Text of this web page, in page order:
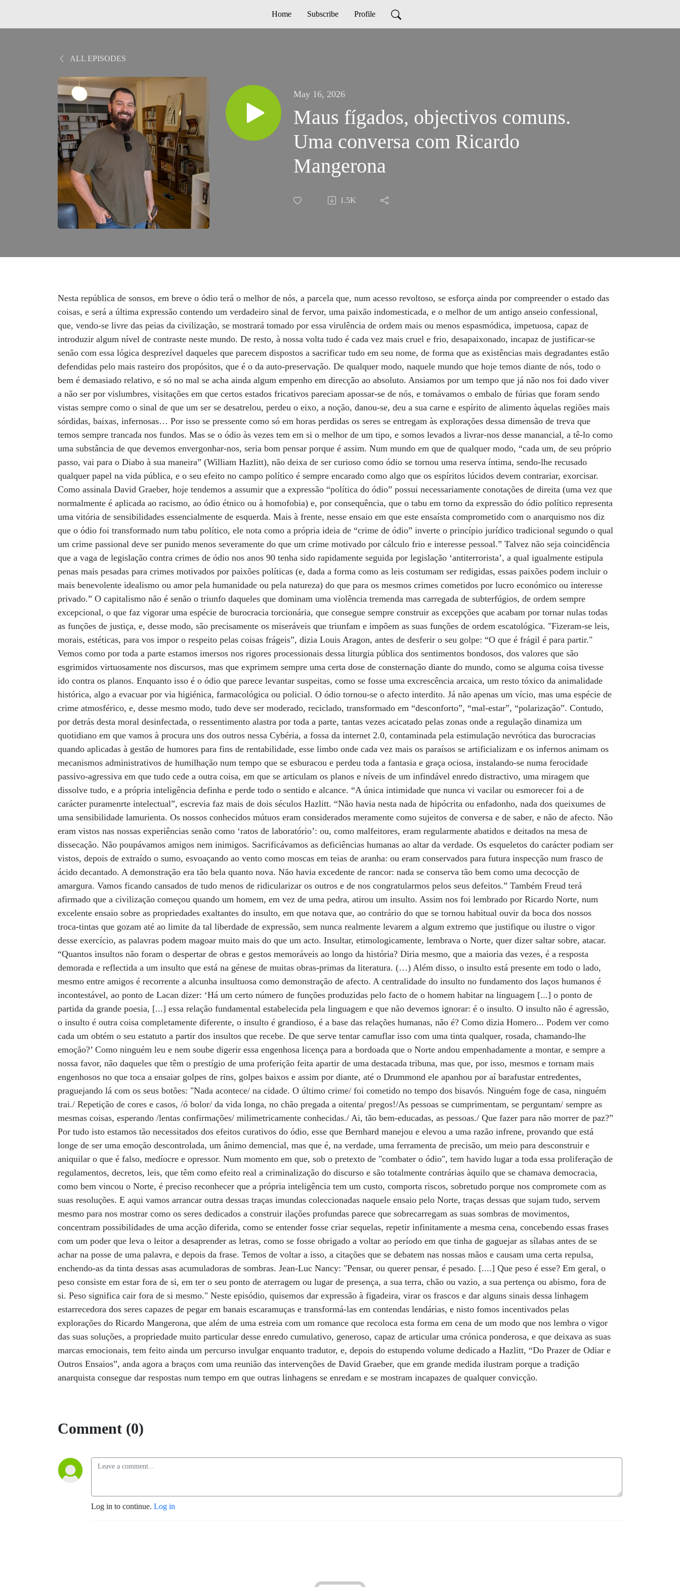
Home Subscribe Profile
ALL EPISODES
May 16, 2026
Maus fígados, objectivos comuns.
Uma conversa com Ricardo
Mangerona
1.5K
Nesta república de sonsos, em breve o ódio terá o melhor de nós, a parcela que, num acesso revoltoso, se esforça ainda por compreender o estado das coisas, e será a última expressão contendo um verdadeiro sinal de fervor, uma paixão indomesticada, e o melhor de um antigo anseio confessional, que, vendo-se livre das peias da civilização, se mostrará tomado por essa virulência de ordem mais ou menos espasmódica, impetuosa, capaz de introduzir algum nível de contraste neste mundo. De resto, à nossa volta tudo é cada vez mais cruel e frio, desapaixonado, incapaz de justificar-se senão com essa lógica desprezível daqueles que parecem dispostos a sacrificar tudo em seu nome, de forma que as existências mais degradantes estão defendidas pelo mais rasteiro dos propósitos, que é o da auto-preservação. De qualquer modo, naquele mundo que hoje temos diante de nós, todo o bem é demasiado relativo, e só no mal se acha ainda algum empenho em direcção ao absoluto. Ansiamos por um tempo que já não nos foi dado viver a não ser por vislumbres, visitações em que certos estados fricativos pareciam apossar-se de nós, e tomávamos o embalo de fúrias que foram sendo vistas sempre como o sinal de que um ser se desatrelou, perdeu o eixo, a noção, danou-se, deu a sua carne e espírito de alimento àquelas regiões mais sórdidas, baixas, infernosas… Por isso se pressente como só em horas perdidas os seres se entregam às explorações dessa dimensão de treva que temos sempre trancada nos fundos. Mas se o ódio às vezes tem em si o melhor de um tipo, e somos levados a livrar-nos desse manancial, a tê-lo como uma substância de que devemos envergonhar-nos, seria bom pensar porque é assim. Num mundo em que de qualquer modo, “cada um, de seu próprio passo, vai para o Diabo à sua maneira” (William Hazlitt), não deixa de ser curioso como ódio se tornou uma reserva íntima, sendo-lhe recusado qualquer papel na vida pública, e o seu efeito no campo político é sempre encarado como algo que os espíritos lúcidos devem contrariar, exorcisar. Como assinala David Graeber, hoje tendemos a assumir que a expressão “política do ódio” possui necessariamente conotações de direita (uma vez que normalmente é aplicada ao racismo, ao ódio étnico ou à homofobia) e, por consequência, que o tabu em torno da expressão do ódio político representa uma vitória de sensibilidades essencialmente de esquerda. Mais à frente, nesse ensaio em que este ensaísta comprometido com o anarquismo nos diz que o ódio foi transformado num tabu político, ele nota como a própria ideia de “crime de ódio” inverte o princípio jurídico tradicional segundo o qual um crime passional deve ser punido menos severamente do que um crime motivado por cálculo frio e interesse pessoal.” Talvez não seja coincidência que a vaga de legislação contra crimes de ódio nos anos 90 tenha sido rapidamente seguida por legislação ‘antiterrorista’, a qual igualmente estipula penas mais pesadas para crimes motivados por paixões políticas (e, dada a forma como as leis costumam ser redigidas, essas paixões podem incluir o mais benevolente idealismo ou amor pela humanidade ou pela natureza) do que para os mesmos crimes cometidos por lucro económico ou interesse privado.” O capitalismo não é senão o triunfo daqueles que dominam uma violência tremenda mas carregada de subterfúgios, de ordem sempre excepcional, o que faz vigorar uma espécie de burocracia torcionária, que consegue sempre construir as excepções que acabam por tornar nulas todas as funções de justiça, e, desse modo, são precisamente os miseráveis que triunfam e impõem as suas funções de ordem escatológica. "Fizeram-se leis, morais, estéticas, para vos impor o respeito pelas coisas frágeis”, dizia Louis Aragon, antes de desferir o seu golpe: “O que é frágil é para partir." Vemos como por toda a parte estamos imersos nos rigores processionais dessa liturgia pública dos sentimentos bondosos, dos valores que são esgrimidos virtuosamente nos discursos, mas que exprimem sempre uma certa dose de consternação diante do mundo, como se alguma coisa tivesse ido contra os planos. Enquanto isso é o ódio que parece levantar suspeitas, como se fosse uma excrescência arcaica, um resto tóxico da animalidade histórica, algo a evacuar por via higiénica, farmacológica ou policial. O ódio tornou-se o afecto interdito. Já não apenas um vício, mas uma espécie de crime atmosférico, e, desse mesmo modo, tudo deve ser moderado, reciclado, transformado em “desconforto”, “mal-estar”, “polarização”. Contudo, por detrás desta moral desinfectada, o ressentimento alastra por toda a parte, tantas vezes acicatado pelas zonas onde a regulação dinamiza um quotidiano em que vamos à procura uns dos outros nessa Cybéria, a fossa da internet 2.0, contaminada pela estimulação nevrótica das burocracias quando aplicadas à gestão de humores para fins de rentabilidade, esse limbo onde cada vez mais os paraísos se artificializam e os infernos animam os mecanismos administrativos de humilhação num tempo que se esburacou e perdeu toda a fantasia e graça ociosa, instalando-se numa ferocidade passivo-agressiva em que tudo cede a outra coisa, em que se articulam os planos e níveis de um infindável enredo distractivo, uma miragem que dissolve tudo, e a própria inteligência definha e perde todo o sentido e alcance. “A única intimidade que nunca vi vacilar ou esmorecer foi a de carácter puramenrte intelectual”, escrevia faz mais de dois séculos Hazlitt. “Não havia nesta nada de hipócrita ou enfadonho, nada dos queixumes de uma sensibilidade lamurienta. Os nossos conhecidos mútuos eram considerados meramente como sujeitos de conversa e de saber, e não de afecto. Não eram vistos nas nossas experiências senão como ‘ratos de laboratório’: ou, como malfeitores, eram regularmente abatidos e deitados na mesa de dissecação. Não poupávamos amigos nem inimigos. Sacrificávamos as deficiências humanas ao altar da verdade. Os esqueletos do carácter podiam ser vistos, depois de extraído o sumo, esvoaçando ao vento como moscas em teias de aranha: ou eram conservados para futura inspecção num frasco de ácido decantado. A demonstração era tão bela quanto nova. Não havia excedente de rancor: nada se conserva tão bem como uma decocção de amargura. Vamos ficando cansados de tudo menos de ridicularizar os outros e de nos congratularmos pelos seus defeitos.” Também Freud terá afirmado que a civilização começou quando um homem, em vez de uma pedra, atirou um insulto. Assim nos foi lembrado por Ricardo Norte, num excelente ensaio sobre as propriedades exaltantes do insulto, em que notava que, ao contrário do que se tornou habitual ouvir da boca dos nossos troca-tintas que gozam até ao limite da tal liberdade de expressão, sem nunca realmente levarem a algum extremo que justifique ou ilustre o vigor desse exercício, as palavras podem magoar muito mais do que um acto. Insultar, etimologicamente, lembrava o Norte, quer dizer saltar sobre, atacar. “Quantos insultos não foram o despertar de obras e gestos memoráveis ao longo da história? Diria mesmo, que a maioria das vezes, é a resposta demorada e reflectida a um insulto que está na génese de muitas obras-primas da literatura. (…) Além disso, o insulto está presente em todo o lado, mesmo entre amigos é recorrente a alcunha insultuosa como demonstração de afecto. A centralidade do insulto no fundamento dos laços humanos é incontestável, ao ponto de Lacan dizer: ‘Há um certo número de funções produzidas pelo facto de o homem habitar na linguagem [...] o ponto de partida da grande poesia, [...] essa relação fundamental estabelecida pela linguagem e que não devemos ignorar: é o insulto. O insulto não é agressão, o insulto é outra coisa completamente diferente, o insulto é grandioso, é a base das relações humanas, não é? Como dizia Homero... Podem ver como cada um obtém o seu estatuto a partir dos insultos que recebe. De que serve tentar camuflar isso com uma tinta qualquer, rosada, chamando-lhe emoção?’ Como ninguém leu e nem soube digerir essa engenhosa licença para a bordoada que o Norte andou empenhadamente a montar, e sempre a nossa favor, não daqueles que têm o prestígio de uma proferição feita apartir de uma destacada tribuna, mas que, por isso, mesmos e tornam mais engenhosos no que toca a ensaiar golpes de rins, golpes baixos e assim por diante, até o Drummond ele apanhou por aí barafustar entredentes, praguejando lá com os seus botões: "Nada acontece/ na cidade. O último crime/ foi cometido no tempo dos bisavós. Ninguém foge de casa, ninguém trai./ Repetição de cores e casos, /ó bolor/ da vida longa, no chão pregada a oitenta/ pregos!/As pessoas se cumprimentam, se perguntam/ sempre as mesmas coisas, esperando /lentas confirmações/ milimetricamente conhecidas./ Ai, tão bem-educadas, as pessoas./ Que fazer para não morrer de paz?” Por tudo isto estamos tão necessitados dos efeitos curativos do ódio, esse que Bernhard manejou e elevou a uma razão infrene, provando que está longe de ser uma emoção descontrolada, um ânimo demencial, mas que é, na verdade, uma ferramenta de precisão, um meio para desconstruir e aniquilar o que é falso, medíocre e opressor. Num momento em que, sob o pretexto de "combater o ódio", tem havido lugar a toda essa proliferação de regulamentos, decretos, leis, que têm como efeito real a criminalização do discurso e são totalmente contrárias àquilo que se chamava democracia, como bem vincou o Norte, é preciso reconhecer que a própria inteligência tem um custo, comporta riscos, sobretudo porque nos compromete com as suas resoluções. E aqui vamos arrancar outra dessas traças imundas coleccionadas naquele ensaio pelo Norte, traças dessas que sujam tudo, servem mesmo para nos mostrar como os seres dedicados a construir ilações profundas parece que sobrecarregam as suas sombras de movimentos, concentram possibilidades de uma acção diferida, como se entender fosse criar sequelas, repetir infinitamente a mesma cena, concebendo essas frases com um poder que leva o leitor a desa
Comment (0)
Log in to continue. Log in